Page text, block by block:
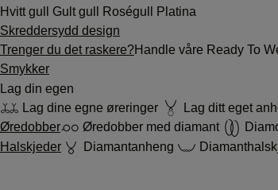
Hvitt gull Gult gull Roségull
Platina
Skreddersydd design
Trenger du det raskere?Handle våre Ready To
Smykker
Lag din egen
Lag dine egne øreringer
Lag ditt eget
Øredobber
Øredobber med diamant
Halskjeder
Diamantanheng